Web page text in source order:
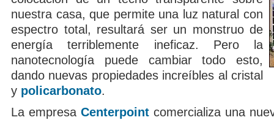
nuestra casa, que permite una luz natural con
espectro total, resultará ser un monstruo de
energía terriblemente ineficaz. Pero la
nanotecnología puede cambiar todo esto,
dando nuevas propiedades increíbles al cristal
y policarbonato.
La empresa Centerpoint comercializa una